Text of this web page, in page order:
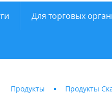
Для торговых
Продукты Продукты